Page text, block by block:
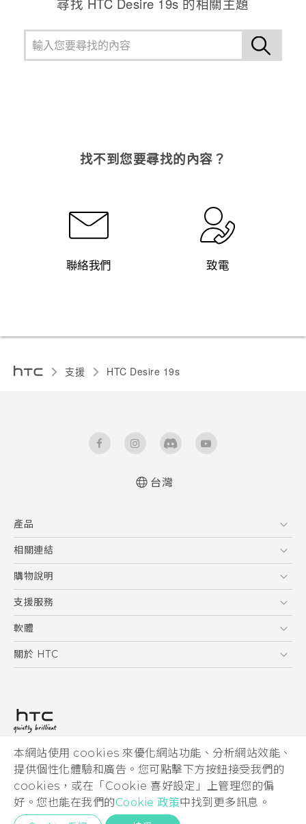
本網站使用 cookies 來優化網站功能、分析網站效能、
提供個性化體驗和廣告。您可點擊下方按鈕接受我們的
cookies，或在「Cookie 喜好設定」上管理您的偏
好。您也能在我們的Cookie 政策中找到更多訊息。
尋找 ‎HTC Desire 19s 的相關主題
找不到您要尋找的內容？
聯絡我們 致電
支援 ‎HTC Desire 19s‎
User manual
台灣
產品
5G
智慧型手機
配件
相關連結
HTC Research
購物說明
購物須知
訂單管理
付款方式
支援服務
到府收送維修服務
服務中心資訊
客戶服務佈告欄
軟體
應用程式
HTC Sync Manager
關於 HTC
投資人
隱私權政策
產品安全性
Cookie
© 2011-2026 HTC Corporation
HTC 法律文件
宏達國際電子股份有限公司 | 統一編號16003518
隱私聯絡: Global-Privacy@htc.com